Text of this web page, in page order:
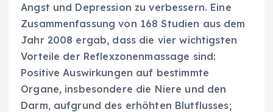
Angst und Depression zu verbessern. Eine
Zusammenfassung von 168 Studien aus dem
Jahr 2008 ergab, dass die vier wichtigsten
Vorteile der Reflexzonenmassage sind:
Positive Auswirkungen auf bestimmte
Organe, insbesondere die Niere und den
Darm, aufgrund des erhöhten Blutflusses;